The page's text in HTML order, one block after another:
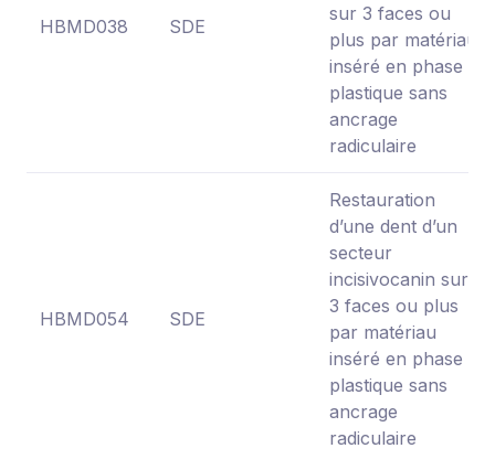
HBMD038 SDE
sur 3 faces ou
plus par matériau
inséré en phase
plastique sans
ancrage
radiculaire
HBMD054 SDE
Restauration
d’une dent d’un
secteur
incisivocanin sur
3 faces ou plus
par matériau
inséré en phase
plastique sans
ancrage
radiculaire